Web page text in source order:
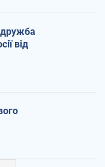
дружба
від